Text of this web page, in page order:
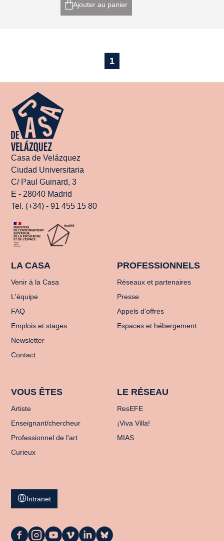
Ajouter au panier
1
Casa de Velázquez
Ciudad Universitaria
C/ Paul Guinard, 3
E - 28040 Madrid
Tel. (+34) - 91 455 15 80
LA CASA
Venir à la Casa
L'équipe
FAQ
Emplois et stages
Newsletter
Contact
PROFESSIONNELS
Réseaux et partenaires
Presse
Appels d'offres
Espaces et hébergement
VOUS ÊTES
Artiste
Enseignant/chercheur
Professionnel de l'art
Curieux
LE RÉSEAU
ResEFE
¡Viva Villa!
MIAS
Intranet
La La La La La La